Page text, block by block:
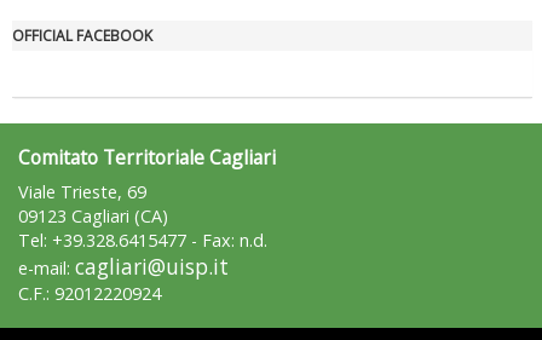
Luglio 2026: "Pensando con i piedi, si possono fare le
rivoluzioni"
OFFICIAL FACEBOOK
Comitato Territoriale Cagliari
Viale Trieste, 69
09123 Cagliari (CA)
Tel: +39.328.6415477 - Fax: n.d.
e-mail: cagliari@uisp.it
C.F.: 92012220924